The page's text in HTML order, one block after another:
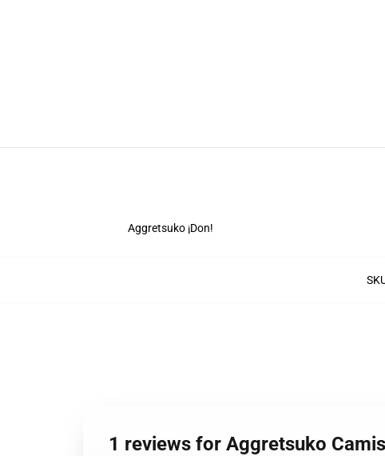
Aggretsuko ¡Don!
1 reviews for Aggretsuko